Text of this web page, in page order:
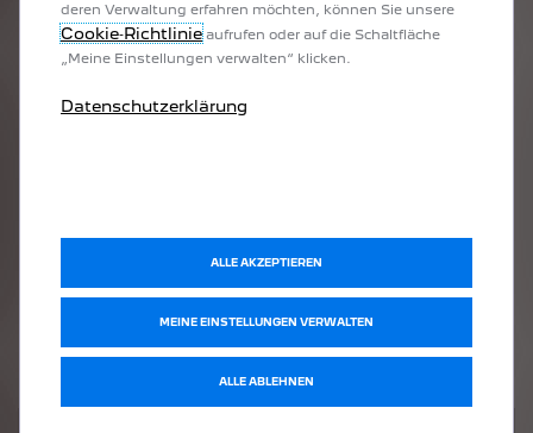
deren Verwaltung erfahren möchten, können Sie unsere
Cookie‑Richtlinieaufrufen oder auf die Schaltfläche
„Meine Einstellungen verwalten“ klicken.
Datenschutzerklärung
MEINE EINSTELLUNGEN VERWALTEN
ALLE AKZEPTIEREN
ALLE ABLEHNEN